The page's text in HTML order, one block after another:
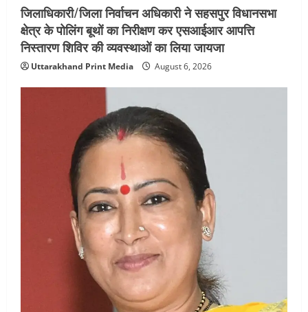
जिलाधिकारी/जिला निर्वाचन अधिकारी ने सहसपुर विधानसभा
क्षेत्र के पोलिंग बूथों का निरीक्षण कर एसआईआर आपत्ति
निस्तारण शिविर की व्यवस्थाओं का लिया जायजा
Uttarakhand Print Media August 6, 2026